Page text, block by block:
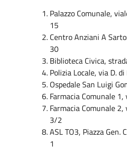
Palazzo Comunale,
15
Centro Anziani A
30
Biblioteca Civica,
Polizia Locale, via D.
Ospedale San Luigi
Farmacia Comunale
Farmacia Comunale
3/2
ASL TO3, Piazza Gen.
1